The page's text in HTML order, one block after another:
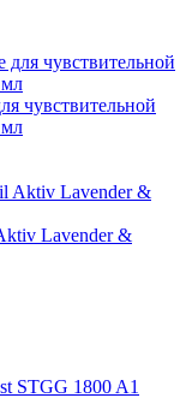
чувствительной
Lavender &